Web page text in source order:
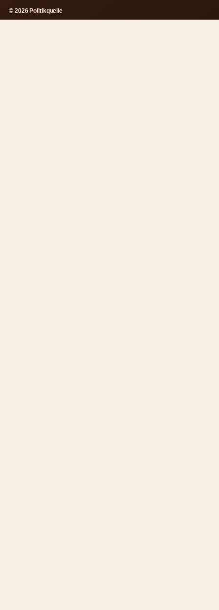
© 2026 Politikquelle